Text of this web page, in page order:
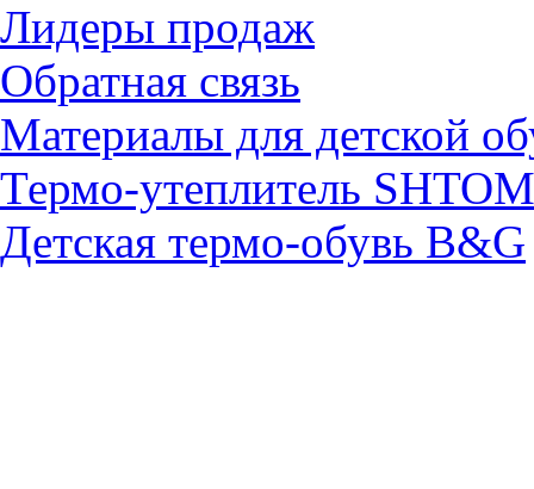
Лидеры продаж
Обратная связь
Материалы для детской
Термо-утеплитель SHTOM
Детская термо-обувь B&G